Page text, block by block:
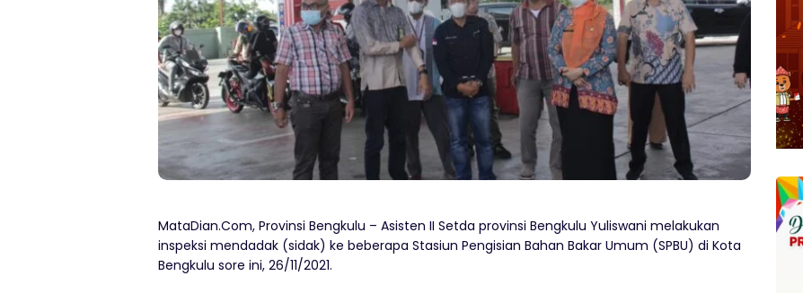
MataDian.Com, Provinsi Bengkulu – Asisten II Setda provinsi Bengkulu Yuliswani melakukan
inspeksi mendadak (sidak) ke beberapa Stasiun Pengisian Bahan Bakar Umum (SPBU) di Kota
Bengkulu sore ini, 26/11/2021.